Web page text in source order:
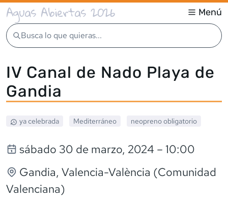
Aguas Abiertas 2026 Menú
Busca lo que quieras...
IV Canal de Nado Playa de
Gandia
ya celebrada Mediterráneo neoprenoobligatorio
sábado 30 de marzo, 2024 – 10:00
Gandia, Valencia-València (Comunidad
Valenciana)